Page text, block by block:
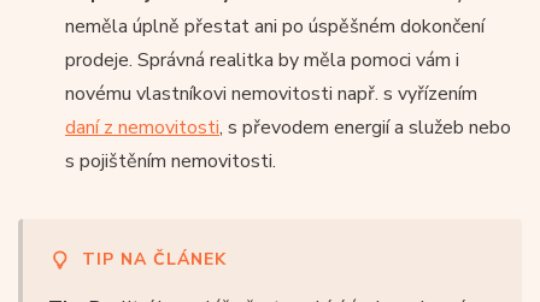
neměla úplně přestat ani po úspěšném dokončení
prodeje. Správná realitka by měla pomoci vám i
novému vlastníkovi nemovitosti např. s vyřízením
daní z nemovitosti, s převodem energií a služeb nebo
s pojištěním nemovitosti.
TIP NA ČLÁNEK